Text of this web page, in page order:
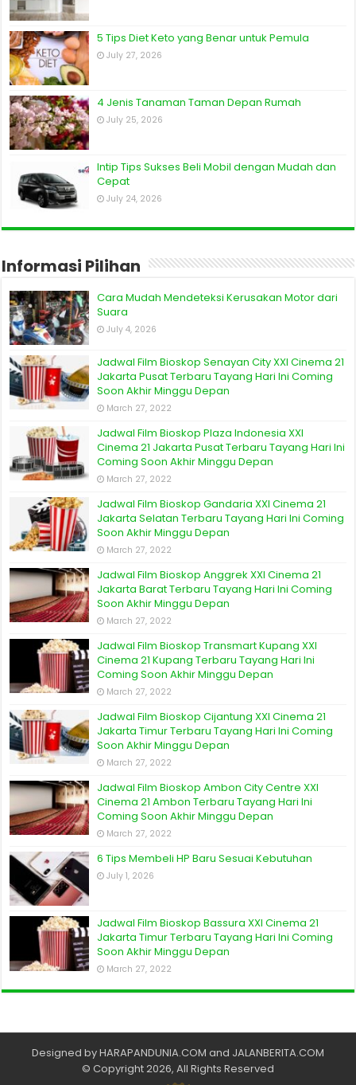
5 Tips Diet Keto yang Benar untuk Pemula
July 27, 2026
4 Jenis Tanaman Taman Depan Rumah
July 25, 2026
Intip Tips Sukses Beli Mobil dengan Mudah dan
Cepat
July 24, 2026
Informasi Pilihan
Cara Mudah Mendeteksi Kerusakan Motor dari
Suara
July 4, 2026
Jadwal Film Bioskop Senayan City XXI Cinema 21
Jakarta Pusat Terbaru Tayang Hari Ini Coming
Soon Akhir Minggu Depan
March 27, 2022
Jadwal Film Bioskop Plaza Indonesia XXI
Cinema 21 Jakarta Pusat Terbaru Tayang Hari Ini
Coming Soon Akhir Minggu Depan
March 27, 2022
Jadwal Film Bioskop Gandaria XXI Cinema 21
Jakarta Selatan Terbaru Tayang Hari Ini Coming
Soon Akhir Minggu Depan
March 27, 2022
Jadwal Film Bioskop Anggrek XXI Cinema 21
Jakarta Barat Terbaru Tayang Hari Ini Coming
Soon Akhir Minggu Depan
March 27, 2022
Jadwal Film Bioskop Transmart Kupang XXI
Cinema 21 Kupang Terbaru Tayang Hari Ini
Coming Soon Akhir Minggu Depan
March 27, 2022
Jadwal Film Bioskop Cijantung XXI Cinema 21
Jakarta Timur Terbaru Tayang Hari Ini Coming
Soon Akhir Minggu Depan
March 27, 2022
Jadwal Film Bioskop Ambon City Centre XXI
Cinema 21 Ambon Terbaru Tayang Hari Ini
Coming Soon Akhir Minggu Depan
March 27, 2022
6 Tips Membeli HP Baru Sesuai Kebutuhan
July 1, 2026
Jadwal Film Bioskop Bassura XXI Cinema 21
Jakarta Timur Terbaru Tayang Hari Ini Coming
Soon Akhir Minggu Depan
March 27, 2022
Designed byHARAPANDUNIA.COM and JALANBERITA.COM
© Copyright 2026, All Rights Reserved